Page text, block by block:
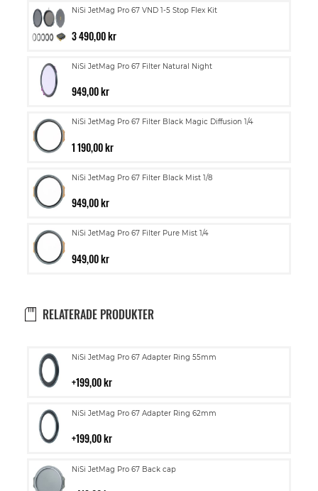
NiSi JetMag Pro 67 VND 1-5 Stop Flex Kit
3 490,00 kr
NiSi JetMag Pro 67 Filter Natural Night
949,00 kr
NiSi JetMag Pro 67 Filter Black Magic Diffusion 1/4
1 190,00 kr
NiSi JetMag Pro 67 Filter Black Mist 1/8
949,00 kr
NiSi JetMag Pro 67 Filter Pure Mist 1/4
949,00 kr
RELATERADE PRODUKTER
NiSi JetMag Pro 67 Adapter Ring 55mm
199,00 kr
Lägg
i
NiSi JetMag Pro 67 Adapter Ring 62mm
199,00 kr
Lägg
i
NiSi JetMag Pro 67 Back cap
Lägg